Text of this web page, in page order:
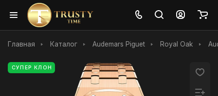
Главная Каталог Audemars Piguet Royal Oak
СУПЕР КЛОН